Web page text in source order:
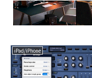
iPad/iPhone